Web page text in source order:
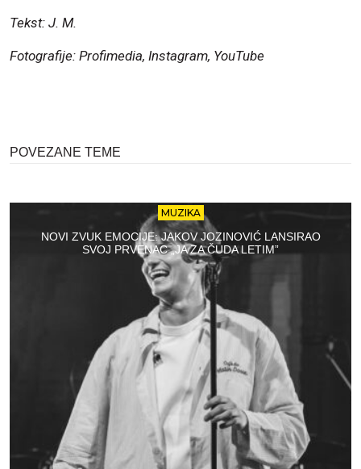
Tekst: J. M.
Fotografije: Profimedia, Instagram, YouTube
POVEZANE TEME
MUZIKA
NOVI ZVUK EMOCIJE: JAKOV JOZINOVIĆ LANSIRAO
SVOJ PRVENAC „JA ZA ČUDA LETIM”